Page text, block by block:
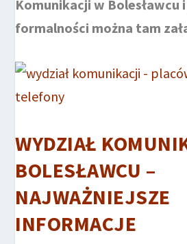
Komunikacji w Bolesławcu
formalności można tam
WYDZIAŁ
BOLESŁAWCU –
NAJWAŻNIEJSZE
INFORMACJE